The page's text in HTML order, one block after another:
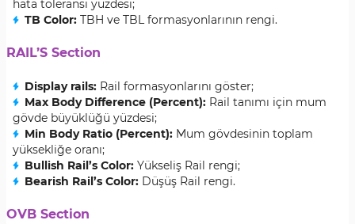
hata toleransı yüzdesi;
TB Color: TBH ve TBL formasyonlarının rengi.
RAIL’S Section
Display rails: Rail formasyonlarını göster;
Max Body Difference (Percent): Rail tanımı için mum
gövde büyüklüğü yüzdesi;
Min Body Ratio (Percent): Mum gövdesinin toplam
yüksekliğe oranı;
Bullish Rail’s Color: Yükseliş Rail rengi;
Bearish Rail’s Color: Düşüş Rail rengi.
OVB Section